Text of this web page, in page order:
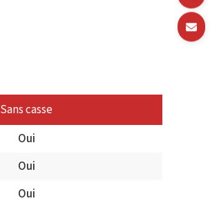
Sans casse
Oui
Oui
Oui